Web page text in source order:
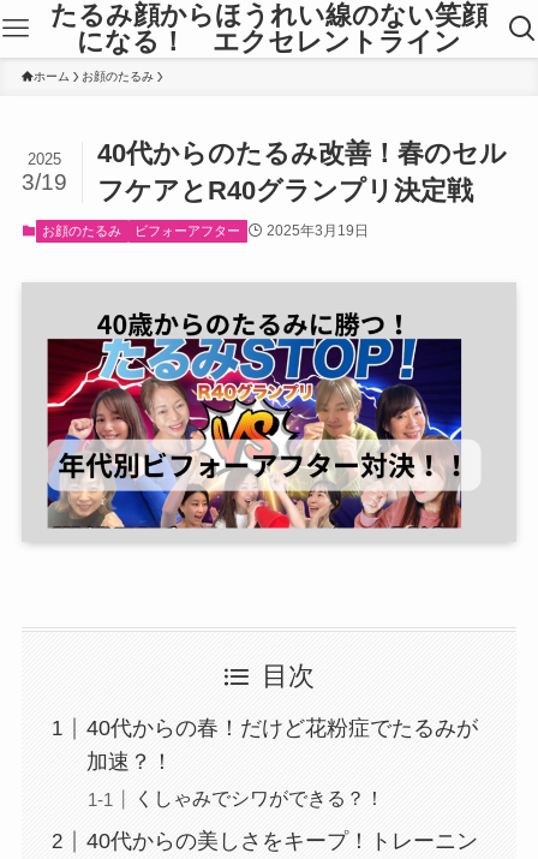
たるみ顔からほうれい線のない笑顔
になる！ エクセレントライン
ホーム お顔のたるみ
40代からのたるみ改善！春のセル
フケアとR40グランプリ決定戦
2025
3/19
お顔のたるみ ビフォーアフター 2025年3月19日
目次
40代からの春！だけど花粉症でたるみが
加速？！
くしゃみでシワができる？！
40代からの美しさをキープ！トレーニン